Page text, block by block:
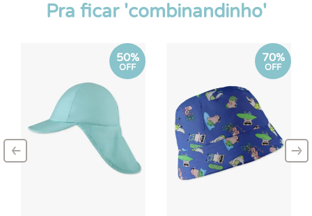
Pra ficar 'combinandinho'
50%
OFF
70%
OFF
–
‹ –
›